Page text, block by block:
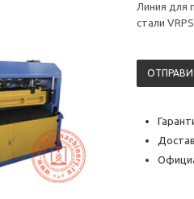
Линия для
стали